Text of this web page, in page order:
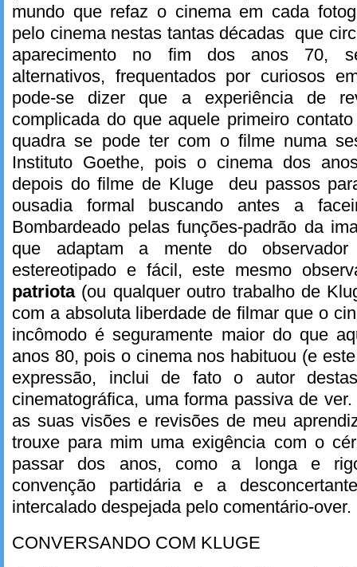
mundo que refaz o cinema em cada
pelo cinema nestas tantas décadas que
aparecimento no fim dos anos 70,
alternativos, frequentados por curiosos
pode-se dizer que a experiência de
complicada do que aquele primeiro
quadra se pode ter com o filme numa
Instituto Goethe, pois o cinema dos
depois do filme de Kluge deu passos
ousadia formal buscando antes a
Bombardeado pelas funções-padrão da
que adaptam a mente do
estereotipado e fácil, este mesmo
patriota (ou qualquer outro trabalho de
com a absoluta liberdade de filmar que o
incômodo é seguramente maior do que
anos 80, pois o cinema nos habituou (e
expressão, inclui de fato o autor
cinematográfica, uma forma passiva de
as suas visões e revisões de meu
trouxe para mim uma exigência com o
passar dos anos, como a longa e
convenção partidária e a
intercalado despejada pelo comentário-over.
CONVERSANDO COM KLUGE